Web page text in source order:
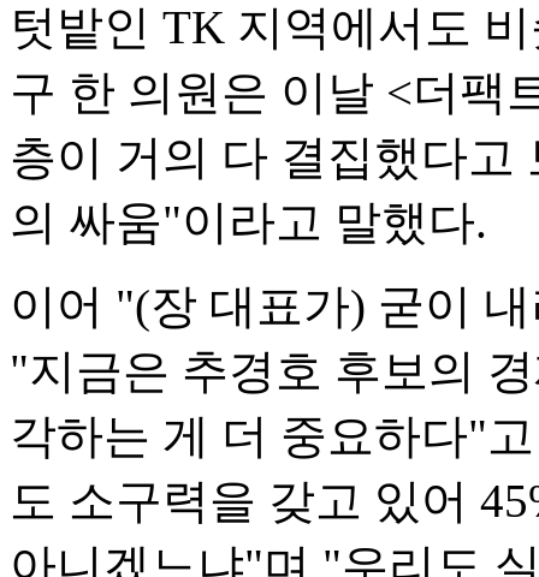
텃밭인 TK 지역에서도
구 한 의원은 이날 <더팩
층이 거의 다 결집했다
의 싸움"이라고 말했다.
이어 "(장 대표가) 굳이
"지금은 추경호 후보의
각하는 게 더 중요하다"
도 소구력을 갖고 있어
아니겠느냐"며 "우리도